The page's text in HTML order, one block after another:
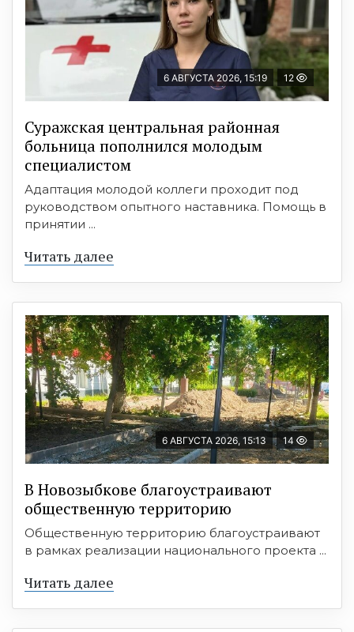
6 АВГУСТА 2026, 15:19 12
Суражская центральная районная
больница пополнился молодым
специалистом
Адаптация молодой коллеги проходит под
руководством опытного наставника. Помощь в
принятии ...
Читать далее
6 АВГУСТА 2026, 15:13 14
В Новозыбкове благоустраивают
общественную территорию
Общественную территорию благоустраивают
в рамках реализации национального проекта ...
Читать далее